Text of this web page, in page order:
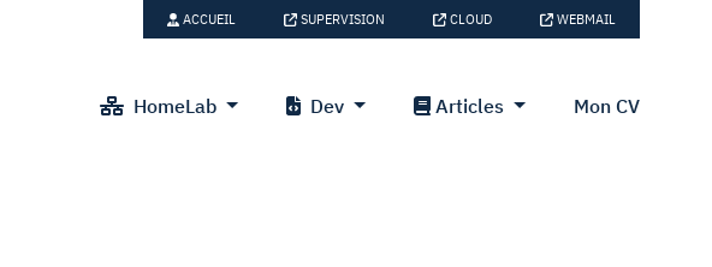
HomeLab Dev Articles Mon CV
ACCUEIL SUPERVISION CLOUD WEBMAIL